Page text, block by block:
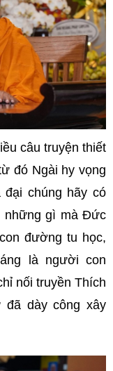
câu truyện thiết
đó Ngài hy vọng
chúng hãy có
những gì mà Đức
đường tu học,
là người con
nối truyền Thích
dày công xây